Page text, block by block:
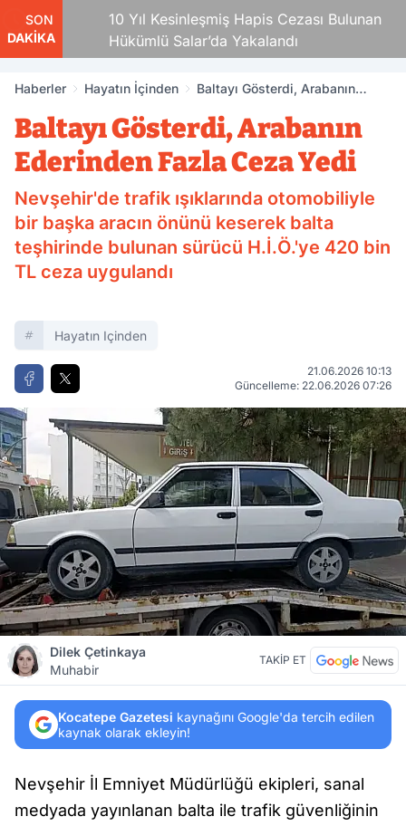
SON
DAKİKA
10 Yıl Kesinleşmiş Hapis Cezası Bulunan
Hükümlü Salar’da Yakalandı
Haberler Hayatın İçinden
Baltayı Gösterdi, Arabanın
Baltayı Gösterdi, Arabanın
Ederinden Fazla Ceza Yedi
Nevşehir'de trafik ışıklarında otomobiliyle
bir başka aracın önünü keserek balta
teşhirinde bulunan sürücü H.İ.Ö.'ye 420 bin
TL ceza uygulandı
Hayatın Içinden
21.06.2026 10:13
Güncelleme: 22.06.2026 07:26
Dilek Çetinkaya
Muhabir
TAKİP ET
Kocatepe Gazetesi kaynağını Google'da tercih edilen
kaynak olarak ekleyin!
Nevşehir İl Emniyet Müdürlüğü ekipleri, sanal
medyada yayınlanan balta ile trafik güvenliğinin